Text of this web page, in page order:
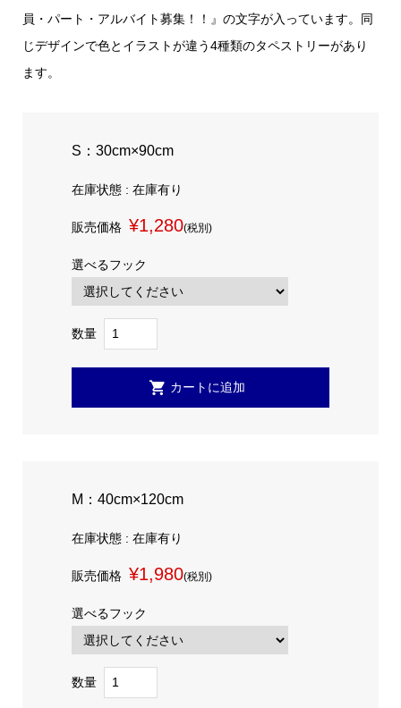
員・パート・アルバイト募集！！』の文字が入っています。同
じデザインで色とイラストが違う4種類のタペストリーがあり
ます。
S：30cm×90cm
在庫状態 : 在庫有り
販売価格 ¥1,280(税別)
選べるフック
数量
M：40cm×120cm
在庫状態 : 在庫有り
販売価格 ¥1,980(税別)
選べるフック
数量